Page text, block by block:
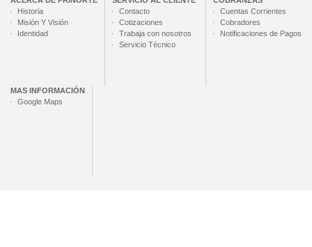
Historia
Misión Y Visión
Identidad
Contacto
Cotizaciones
Trabaja con nosotros
Servicio Técnico
Cuentas Corrientes
Cobradores
Notificaciones de Pagos
MAS INFORMACIÓN
Google Maps